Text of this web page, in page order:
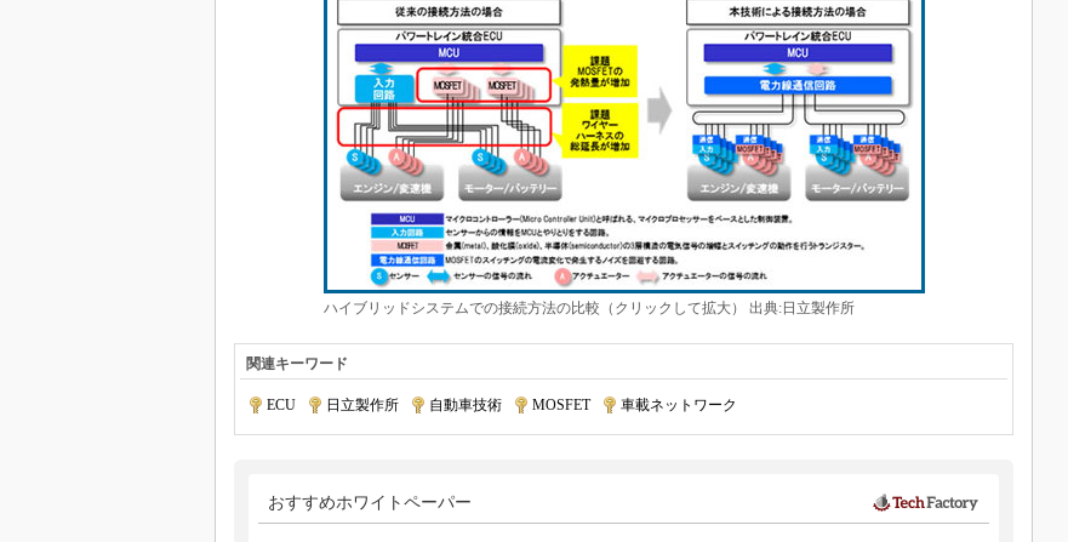
ハイブリッドシステムでの接続方法の比較（クリックして拡大） 出典:日立製作所
関連キーワード
ECU 日立製作所 自動車技術 MOSFET| 車載ネットワーク
おすすめホワイトペーパー